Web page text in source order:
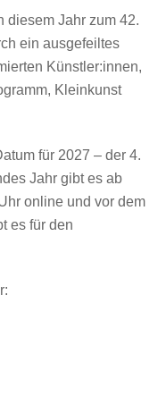
diesem Jahr zum 42.
ein ausgefeiltes
Künstler:innen,
Kleinkunst
für 2027 – der 4.
Jahr gibt es ab
online und vor dem
es für den